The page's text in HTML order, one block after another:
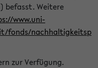
befasst. Weitere
www.uni-
fonds/nachhaltigkeitsp
zur Verfügung.